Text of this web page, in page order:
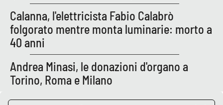
Cosenza
Lamezia Terme
PROGETTI
SPECIALI
Calanna, l'elettricista Fabio Calabrò
folgorato mentre monta luminarie: morto a
40 anni
Andrea Minasi, le donazioni d'organo a
Torino, Roma e Milano